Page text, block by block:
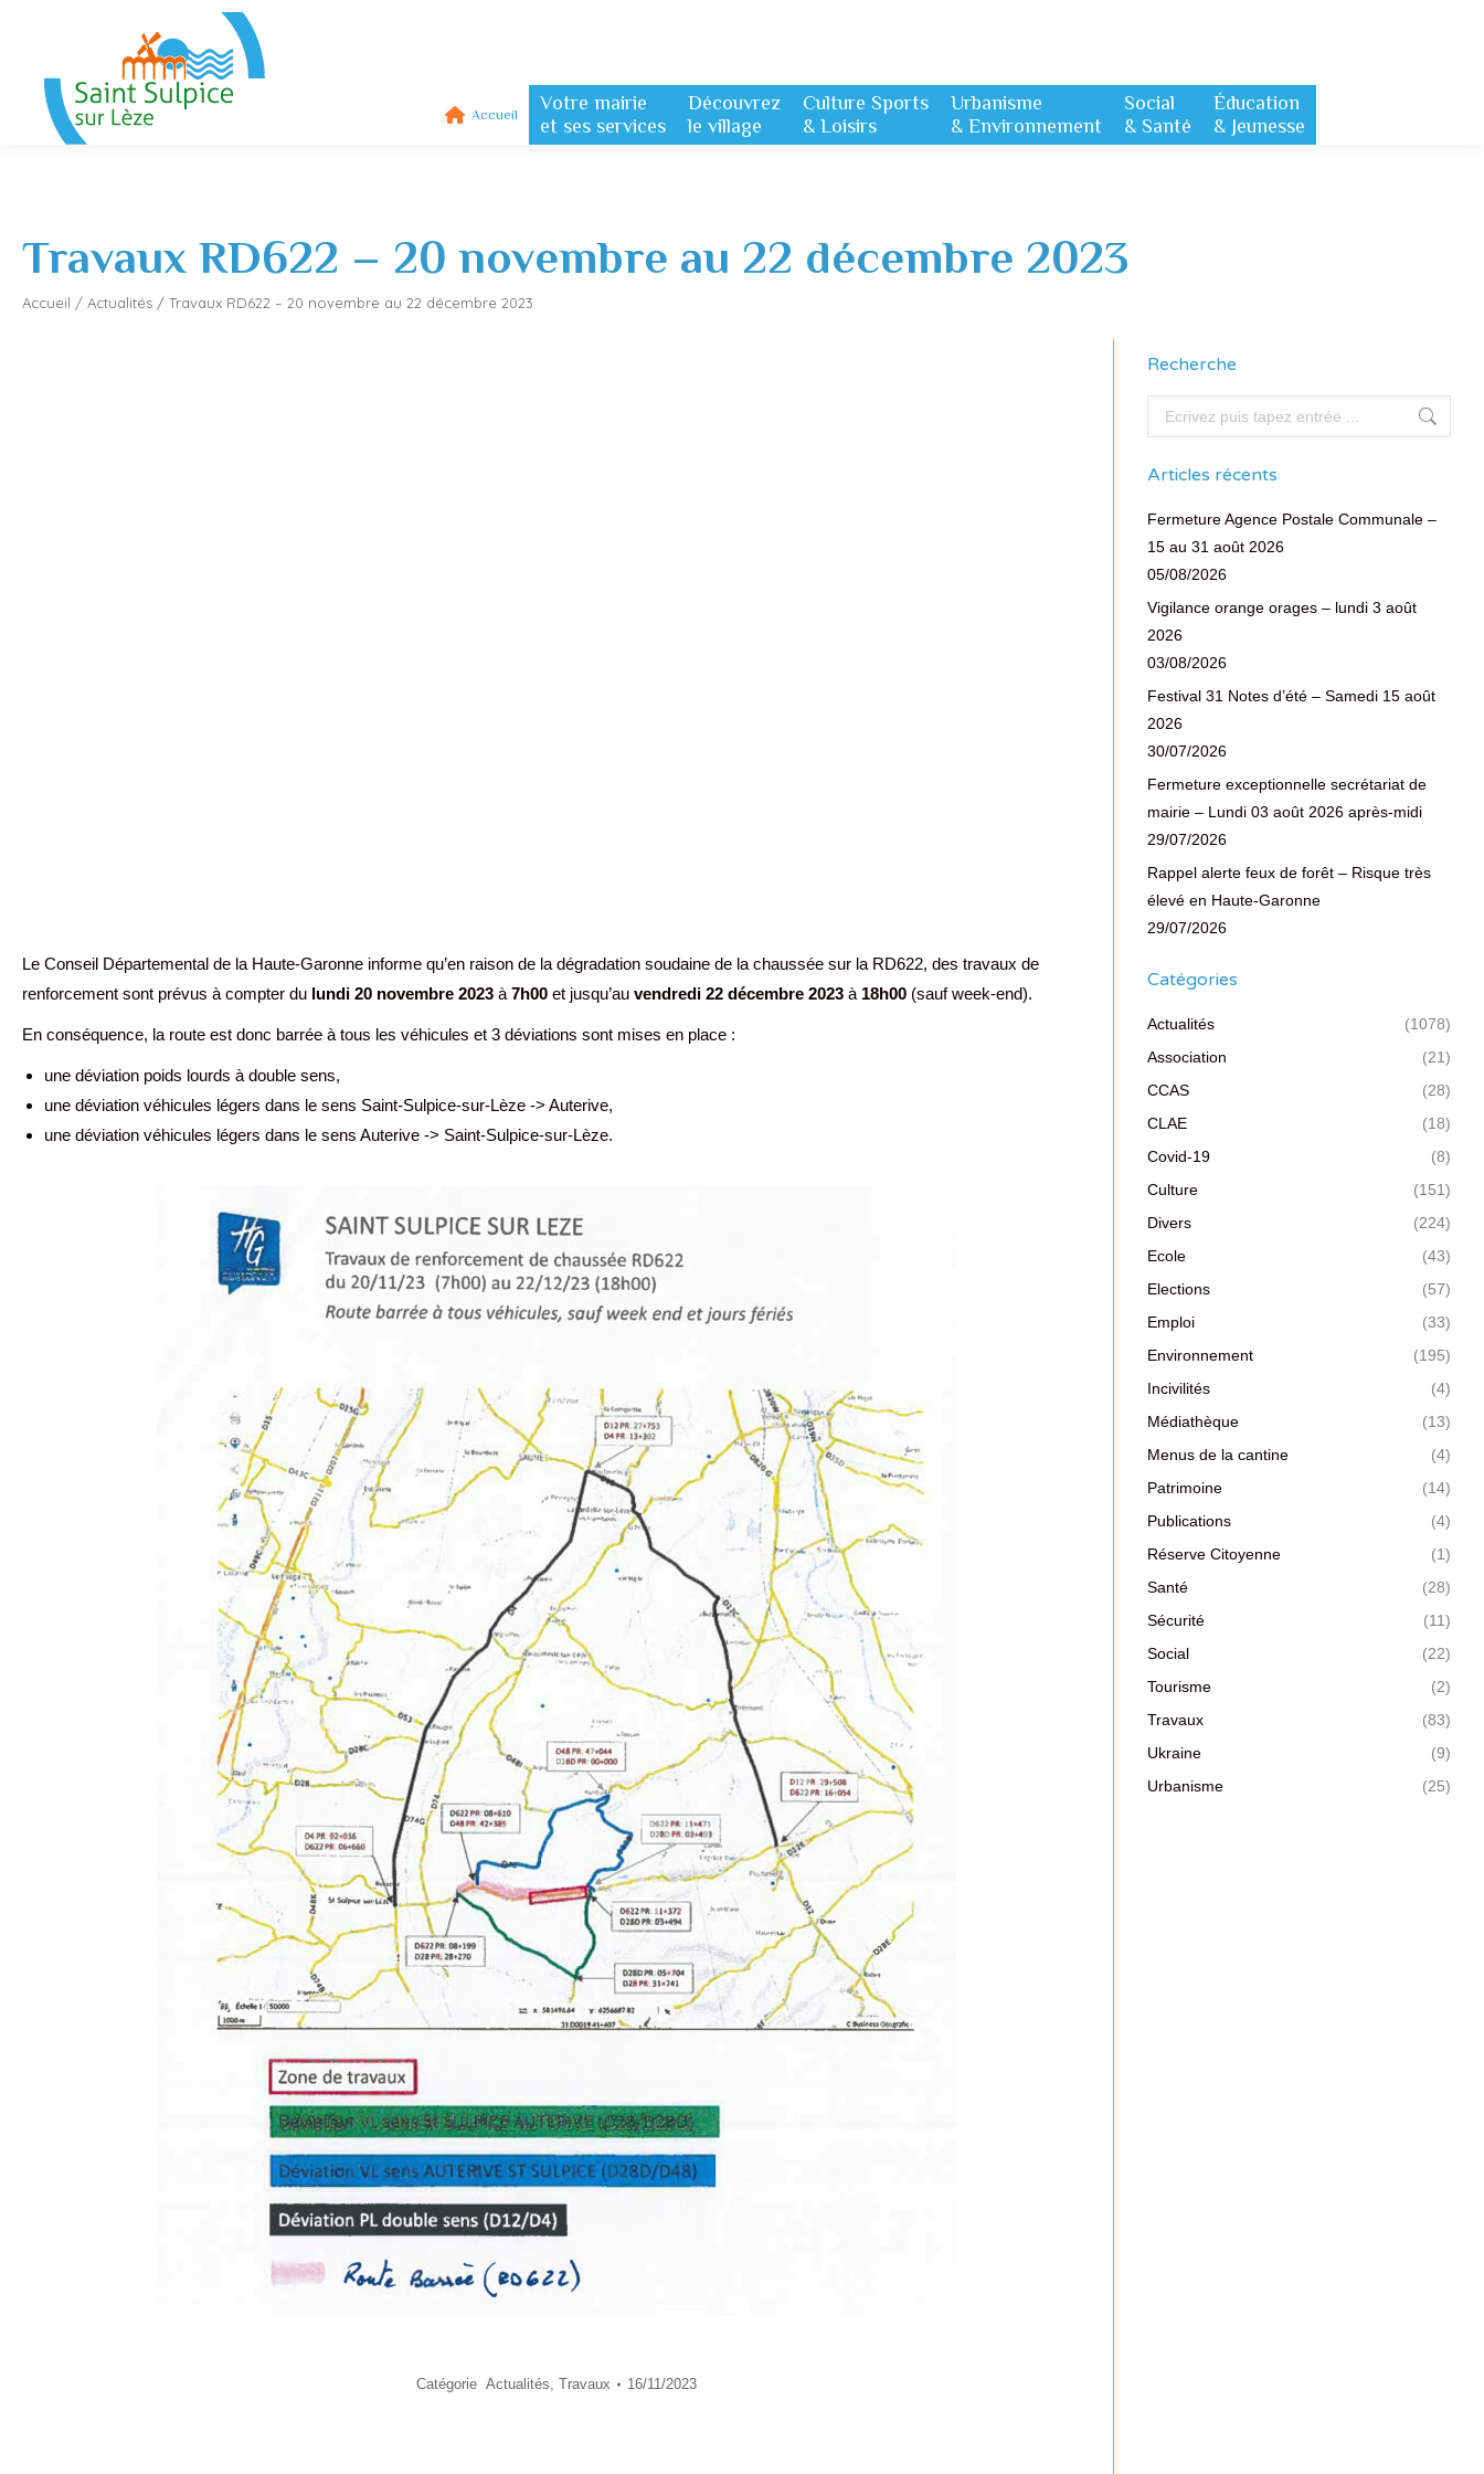
Accueil
Votre mairie
et ses services
Découvrez
le village
Culture Sports
& Loisirs
Urbanisme
& Environnement
Social
& Santé
Éducation
& Jeunesse
Travaux RD622 – 20 novembre au 22 décembre 2023
Accueil / Actualités / Travaux RD622 – 20 novembre au 22 décembre 2023
Le Conseil Départemental de la Haute-Garonne informe qu’en raison de la dégradation soudaine de la chaussée sur la RD622, des travaux de
renforcement sont prévus à compter du lundi 20 novembre 2023 à 7h00 et jusqu’au vendredi 22 décembre 2023 à 18h00 (sauf week-end).
En conséquence, la route est donc barrée à tous les véhicules et 3 déviations sont mises en place :
une déviation poids lourds à double sens,
une déviation véhicules légers dans le sens Saint-Sulpice-sur-Lèze -> Auterive,
une déviation véhicules légers dans le sens Auterive -> Saint-Sulpice-sur-Lèze.
Catégorie Actualités, Travaux 16/11/2023
Recherche
Recherche
Articles récents
Fermeture Agence Postale Communale –
15 au 31 août 2026
05/08/2026
Vigilance orange orages – lundi 3 août
2026
03/08/2026
Festival 31 Notes d’été – Samedi 15 août
2026
30/07/2026
Fermeture exceptionnelle secrétariat de
mairie – Lundi 03 août 2026 après-midi
29/07/2026
Rappel alerte feux de forêt – Risque très
élevé en Haute-Garonne
29/07/2026
Catégories
Actualités
(1078)
Association
(21)
CCAS
(28)
CLAE
(18)
Covid-19
(8)
Culture
(151)
Divers
(224)
Ecole
(43)
Elections
(57)
Emploi
(33)
Environnement
(195)
Incivilités
(4)
Médiathèque
(13)
Menus de la cantine
(4)
Patrimoine
(14)
Publications
(4)
Réserve Citoyenne
(1)
Santé
(28)
Sécurité
(11)
Social
(22)
Tourisme
(2)
Travaux
(83)
Ukraine
(9)
Urbanisme
(25)